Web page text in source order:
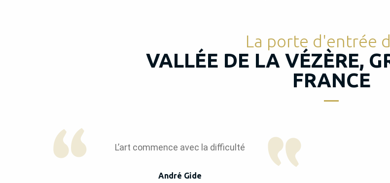
La porte d'entrée
VALLÉE DE LA VÉZÈRE,
FRANCE
L’art commence avec la difficulté
André Gide